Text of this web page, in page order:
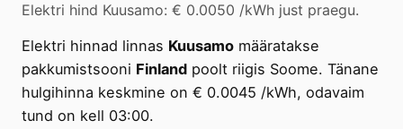
Elektri hind Kuusamo: € 0.0050 /kWh just praegu.
Elektri hinnad linnas Kuusamo määratakse
pakkumistsooni Finland poolt riigis Soome. Tänane
hulgihinna keskmine on € 0.0045 /kWh, odavaim
tund on kell 03:00.